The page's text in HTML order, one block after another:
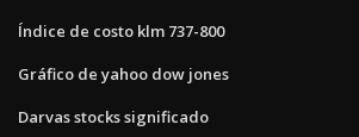
Índice de costo klm 737-800
Gráfico de yahoo dow jones
Darvas stocks significado